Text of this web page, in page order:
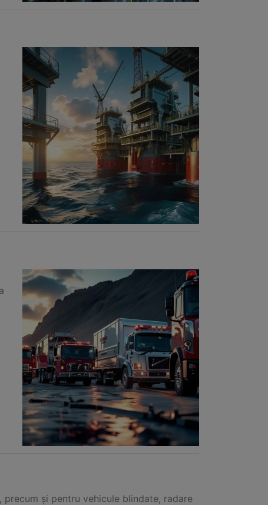
și pentru vehicule blindate, radare